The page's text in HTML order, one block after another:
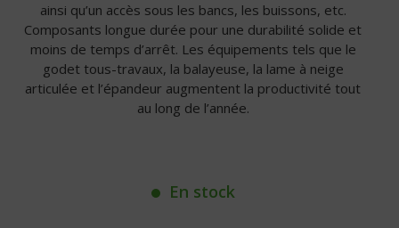
ainsi qu’un accès sous les bancs, les buissons, etc.
Composants longue durée pour une durabilité solide et
moins de temps d’arrêt. Les équipements tels que le
godet tous-travaux, la balayeuse, la lame à neige
articulée et l’épandeur augmentent la productivité tout
au long de l’année.
En stock